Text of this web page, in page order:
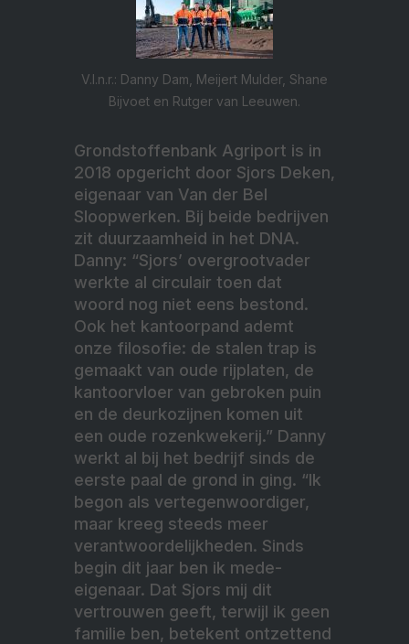
V.l.n.r.: Danny Dam, Meijert Mulder, Shane
Bijvoet en Rutger van Leeuwen.
Grondstoffenbank Agriport is in
2018 opgericht door Sjors Deken,
eigenaar van Van der Bel
Sloopwerken. Bij beide bedrijven
zit duurzaamheid in het DNA.
Danny: “Sjors’ overgrootvader
werkte al circulair toen dat
woord nog niet eens bestond.
Ook het kantoorpand ademt
onze filosofie: de stalen trap is
gemaakt van oude rijplaten, de
kantoorvloer van gebroken puin
en de deurkozijnen komen uit
een oude rozenkwekerij.” Danny
werkt al bij het bedrijf sinds de
eerste paal de grond in ging. “Ik
begon als vertegenwoordiger,
maar kreeg steeds meer
verantwoordelijkheden. Sinds
begin dit jaar ben ik mede-
eigenaar. Dat Sjors mij dit
vertrouwen geeft, terwijl ik geen
familie ben, betekent ontzettend